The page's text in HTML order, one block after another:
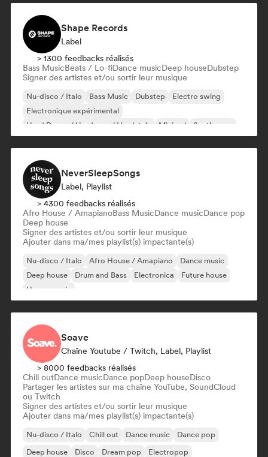
Shape Records
Label
> 1300 feedbacks réalisés
Bass MusicBeats / Lo-fiDance musicDeep houseDubstep
Signer des artistes et/ou sortir leur musique
Nu-disco / Italo Bass Music Dubstep
Electro swing
Electronique expérimental
Hard Dance / Hardcore / Hardstyle
Minimal Synthwave
NeverSleepSongs
Label, Playlist
> 4300 feedbacks réalisés
Afro House / AmapianoBass MusicDance musicDance pop
Deep house
Signer des artistes et/ou sortir leur musique
Ajouter dans ma/mes playlist(s) impactante(s)
Nu-disco / Italo Afro House / Amapiano
Dance music
Deep house
Drum and Bass Electronica
Future house
House music
Soave
Chaîne Youtube / Twitch, Label, Playlist
> 8000 feedbacks réalisés
Chill outDance musicDance popDeep houseDisco
Partager les artistes sur ma chaîne YouTube, SoundCloud
ou Twitch
Signer des artistes et/ou sortir leur musique
Ajouter dans ma/mes playlist(s) impactante(s)
Nu-disco / Italo Chill out Dance music
Dance pop
Deep house
Disco Dream pop Electropop